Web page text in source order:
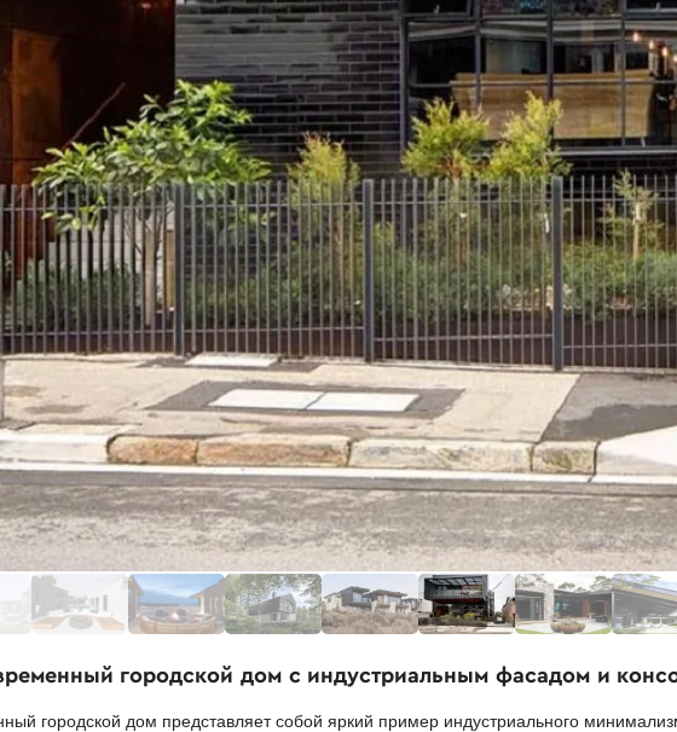
городской дом с индустриальным фасадом и
городской дом представляет собой яркий пример индустриального